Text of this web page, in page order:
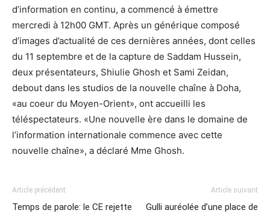
d’information en continu, a commencé à émettre
mercredi à 12h00 GMT. Après un générique composé
d’images d’actualité de ces dernières années, dont celles
du 11 septembre et de la capture de Saddam Hussein,
deux présentateurs, Shiulie Ghosh et Sami Zeidan,
debout dans les studios de la nouvelle chaîne à Doha,
«au coeur du Moyen-Orient», ont accueilli les
téléspectateurs. «Une nouvelle ère dans le domaine de
l’information internationale commence avec cette
nouvelle chaîne», a déclaré Mme Ghosh.
Article précédent
Temps de parole: le CE rejette
Article suivant
Gulli auréolée d’une place de